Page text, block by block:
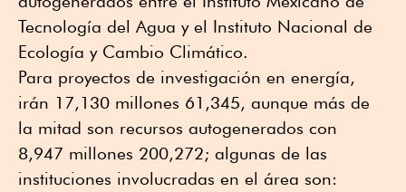
Tecnología del Agua y el Instituto Nacional de
Ecología y Cambio Climático.
Para proyectos de investigación en energía,
irán 17,130 millones 61,345, aunque más de
la mitad son recursos autogenerados con
8,947 millones 200,272; algunas de las
instituciones involucradas en el área son: